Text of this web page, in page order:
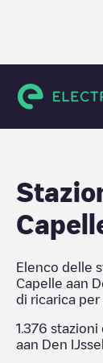
Paesi Bassi
Elenco delle
Capelle aan
di ricarica
1.376 stazioni
aan Den IJssel